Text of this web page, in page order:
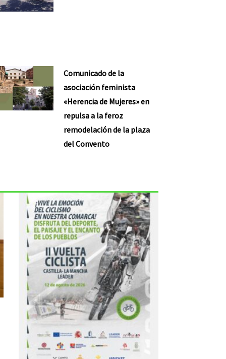
Comunicado de la
asociación feminista
«Herencia de Mujeres» en
repulsa a la feroz
remodelación de la plaza
del Convento